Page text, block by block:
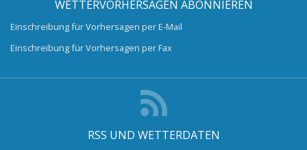
WETTERVORHERSAGEN ABONNIEREN
Einschreibung für Vorhersagen per E-Mail
Einschreibung für Vorhersagen per Fax
RSS UND WETTERDATEN